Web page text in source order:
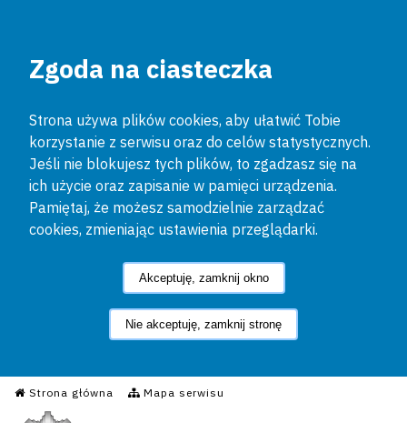
Zgoda na ciasteczka
Strona używa plików cookies, aby ułatwić Tobie
korzystanie z serwisu oraz do celów statystycznych.
Jeśli nie blokujesz tych plików, to zgadzasz się na
ich użycie oraz zapisanie w pamięci urządzenia.
Pamiętaj, że możesz samodzielnie zarządzać
cookies, zmieniając ustawienia przeglądarki.
Akceptuję, zamknij okno
Nie akceptuję, zamknij stronę
Strona główna Mapa serwisu
Informacyjny Serwis